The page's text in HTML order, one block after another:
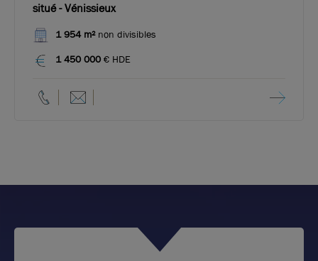
situé - Vénissieux
1 954 m²non divisibles
1 450 000 € HDE